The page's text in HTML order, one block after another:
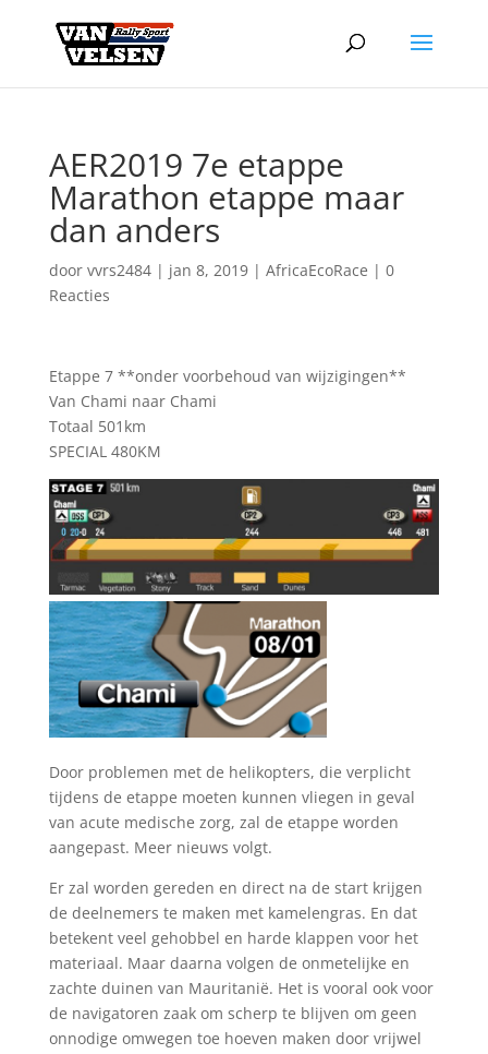
AER2019 7e etappe
Marathon etappe maar
dan anders
door vvrs2484| jan 8, 2019| AfricaEcoRace | 0
Reacties
Etappe 7 **onder voorbehoud van wijzigingen**
Van Chami naar Chami
Totaal 501km
SPECIAL 480KM
Door problemen met de helikopters, die verplicht
tijdens de etappe moeten kunnen vliegen in geval
van acute medische zorg, zal de etappe worden
aangepast. Meer nieuws volgt.
Er zal worden gereden en direct na de start krijgen
de deelnemers te maken met kamelengras. En dat
betekent veel gehobbel en harde klappen voor het
materiaal. Maar daarna volgen de onmetelijke en
zachte duinen van Mauritanië. Het is vooral ook voor
de navigatoren zaak om scherp te blijven om geen
onnodige omwegen toe hoeven maken door vrijwel